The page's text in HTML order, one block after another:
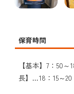
保育時間
【基本】7：50
長】…18：15～